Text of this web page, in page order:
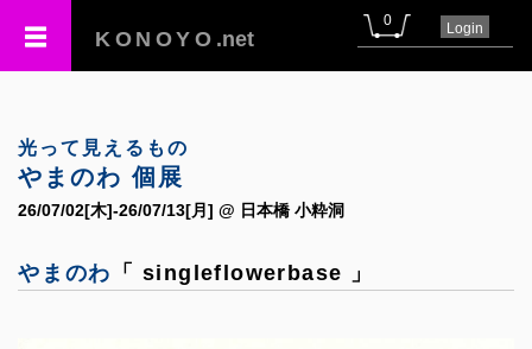
KONOYO .net
0 Login
光って見えるもの
やまのわ 個展
26/07/02[木]-26/07/13[月] @ 日本橋 小粋洞
やまのわ 「 singleflowerbase 」